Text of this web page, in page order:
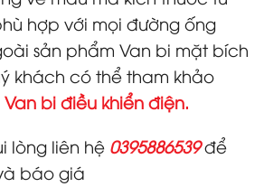
hợp với mọi đường ống
sản phẩm Van bi mặt bích
khách có thể tham khảo
Van bi điều khiển điện.
lòng liên hệ 0395886539để
báo giá